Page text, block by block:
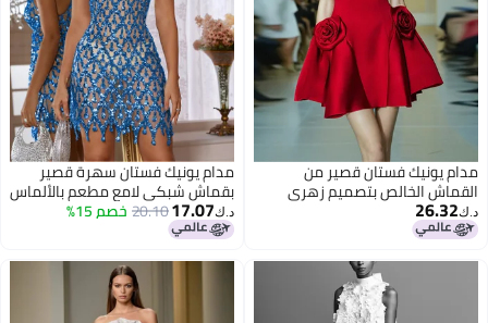
مدام يونيك فستان قصير من
القماش الخالص بتصميم زهري
ثلاثي الأبعاد بدون أكمام وبياقة
دائرية وبخصر عالٍ، طراز فرنسي
د.ك‏26.32
مدام يونيك فستان سهرة قصير
بقماش شبكي لامع مطعم بالألماس
ومرن
د.ك‏17.07
20.10خصم 15%